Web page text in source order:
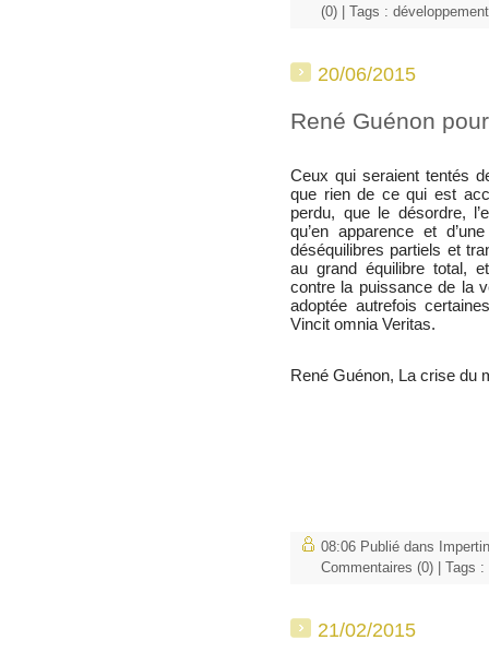
(0) | Tags : développement
20/06/2015
René Guénon
Ceux qui seraient tentés
que rien de ce qui est
perdu, que le désordre,
qu’en apparence et
déséquilibres partiels et
au grand équilibre total,
contre la puissance de la
adoptée autrefois
Vincit omnia Veritas.
René Guénon, La crise du
08:06 Publié dans
Commentaires (0) | Tags :
21/02/2015